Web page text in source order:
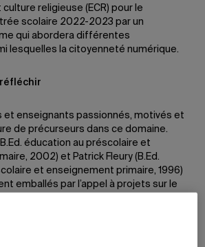
religieuse (ECR) pour le
scolaire 2022-2023 par un
qui abordera différentes
lesquelles la citoyenneté numérique.
et enseignants passionnés, motivés et
de précurseurs dans ce domaine.
éducation au préscolaire et
2002) et Patrick Fleury (B.Ed.
et enseignement primaire, 1996)
emballés par l’appel à projets sur le
des pratiques innovantes et nous